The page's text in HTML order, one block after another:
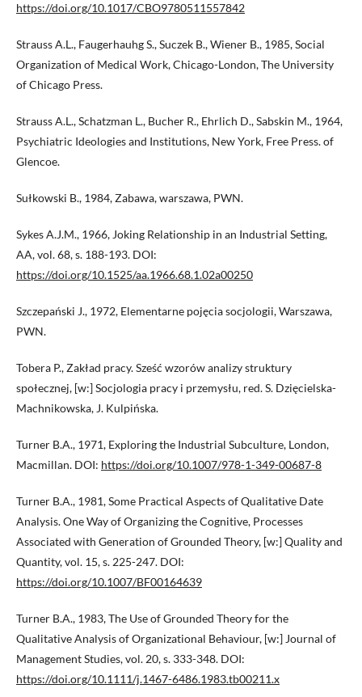
https://doi.org/10.1017/CBO9780511557842
Strauss A.L., Faugerhauhg S., Suczek B., Wiener B., 1985, Social
Organization of Medical Work, Chicago-London, The University
of Chicago Press.
Strauss A.L., Schatzman L., Bucher R., Ehrlich D., Sabskin M., 1964,
Psychiatric Ideologies and Institutions, New York, Free Press. of
Glencoe.
Sułkowski B., 1984, Zabawa, warszawa, PWN.
Sykes A.J.M., 1966, Joking Relationship in an Industrial Setting,
AA, vol. 68, s. 188-193. DOI:
https://doi.org/10.1525/aa.1966.68.1.02a00250
Szczepański J., 1972, Elementarne pojęcia socjologii, Warszawa,
PWN.
Tobera P., Zakład pracy. Sześć wzorów analizy struktury
społecznej, [w:] Socjologia pracy i przemysłu, red. S. Dzięcielska-
Machnikowska, J. Kulpińska.
Turner B.A., 1971, Exploring the Industrial Subculture, London,
Macmillan. DOI: https://doi.org/10.1007/978-1-349-00687-8
Turner B.A., 1981, Some Practical Aspects of Qualitative Date
Analysis. One Way of Organizing the Cognitive, Processes
Associated with Generation of Grounded Theory, [w:] Quality and
Quantity, vol. 15, s. 225-247. DOI:
https://doi.org/10.1007/BF00164639
Turner B.A., 1983, The Use of Grounded Theory for the
Qualitative Analysis of Organizational Behaviour, [w:] Journal of
Management Studies, vol. 20, s. 333-348. DOI:
https://doi.org/10.1111/j.1467-6486.1983.tb00211.x